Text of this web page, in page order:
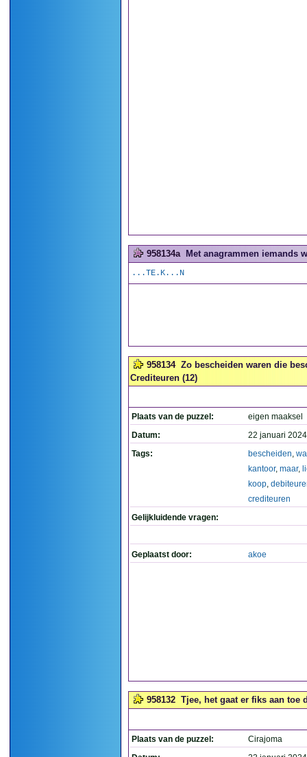
958134a Met anagrammen iemands
...TE.K...N
958134 Zo bescheiden waren die
Crediteuren (12)
Plaats van de puzzel:
eigen maaksel
Datum:
22 januari
Tags:
bescheiden,
kantoor, maar,
koop,
crediteuren
Gelijkluidende vragen:
Geplaatst door: akoe
958132 Tjee, het gaat er fiks aan toe
Plaats van de puzzel:
Cirajoma